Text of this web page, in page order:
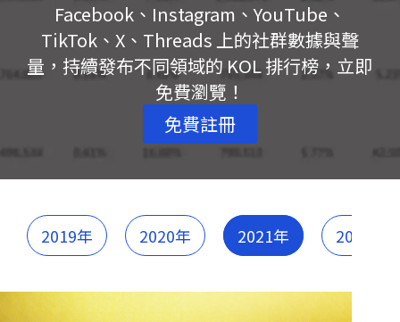
Facebook、Instagram、YouTube、
TikTok、X、Threads 上的社群數據與聲
量，持續發布不同領域的 KOL 排行榜，立即
免費瀏覽！
免費註冊
2019年 2020年 2021年 2022年